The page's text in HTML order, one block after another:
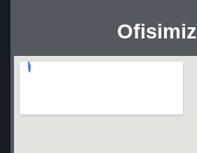
Ofisimiz